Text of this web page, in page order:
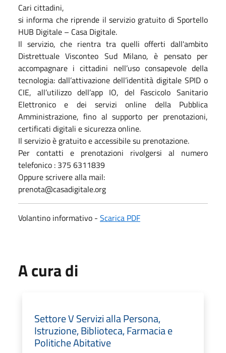
Cari cittadini,
si informa che riprende il servizio gratuito di Sportello
HUB Digitale – Casa Digitale.
Il servizio, che rientra tra quelli offerti dall'ambito
Distrettuale Visconteo Sud Milano, è pensato per
accompagnare i cittadini nell’uso consapevole della
tecnologia: dall’attivazione dell’identità digitale SPID o
CIE, all’utilizzo dell’app IO, del Fascicolo Sanitario
Elettronico e dei servizi online della Pubblica
Amministrazione, fino al supporto per prenotazioni,
certificati digitali e sicurezza online.
Il servizio è gratuito e accessibile su prenotazione.
Per contatti e prenotazioni rivolgersi al numero
telefonico : 375 6311839
Oppure scrivere alla mail:
prenota@casadigitale.org
Volantino informativo - Scarica PDF
A cura di
Settore V Servizi alla Persona,
Istruzione, Biblioteca, Farmacia e
Politiche Abitative